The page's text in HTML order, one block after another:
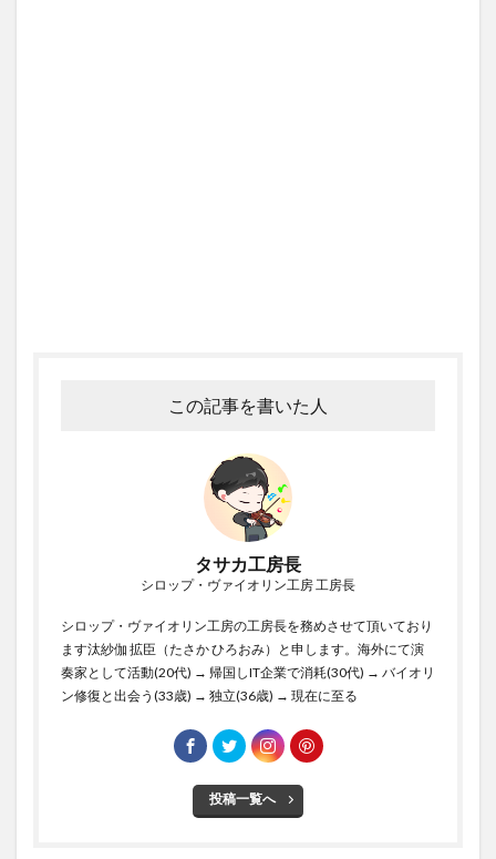
この記事を書いた人
タサカ工房長
シロップ・ヴァイオリン工房 工房長
シロップ・ヴァイオリン工房の工房長を務めさせて頂いており
ます汰紗伽 拡臣（たさか ひろおみ）と申します。海外にて演
奏家として活動(20代) → 帰国しIT企業で消耗(30代) → バイオリ
ン修復と出会う(33歳) → 独立(36歳) → 現在に至る
投稿一覧へ